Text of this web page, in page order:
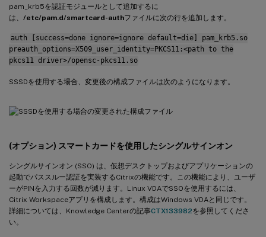
pam_krb5を認証モジュールとして追加するに
は、 /etc/pam.d/smartcard-authファイルに次の行を追加します。
auth [success=done ignore=ignore default=die] pam_krb5.so
preauth_options=X509_user_identity=PKCS11:<path to the
pkcs11 driver>/opensc-pkcs11.so
SSSDを使用する場合、変更後の構成ファイルは次のようになります。
(オプション) スマートカードを使用したシングルサインオン
シングルサインオン (SSO) は、仮想デスクトップおよびアプリケーションの
起動でパススルー認証を実装するCitrixの機能です。この機能により、ユーザ
ーがPINを入力する回数が減ります。Linux VDAでSSOを使用するには、
Citrix Workspaceアプリを構成します。構成はWindows VDAと同じです。
詳細については、Knowledge Centerの記事CTX133982を参照してくださ
い。